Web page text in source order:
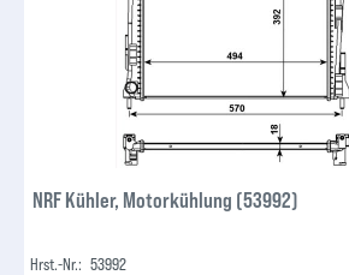
NRF Kühler, Motorkühlung (53992)
Hrst.-Nr.: 53992